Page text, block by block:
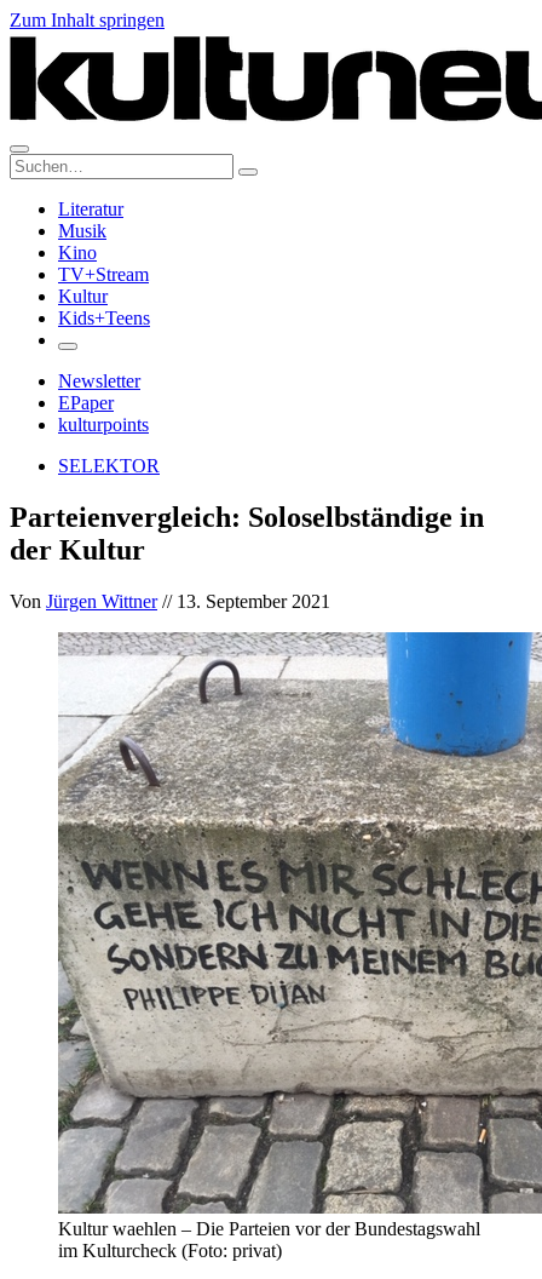
Zum Inhalt springen
Suche:
Literatur
Musik
Kino
TV+Stream
Kultur
Kids+Teens
Newsletter
EPaper
kulturpoints
SELEKTOR
Parteienvergleich: Soloselbständige in
der Kultur
Von Jürgen Wittner// 13. September 2021
Kultur waehlen – Die Parteien vor der Bundestagswahl
im Kulturcheck (Foto: privat)